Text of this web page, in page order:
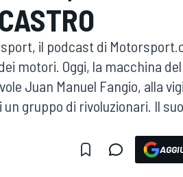
il podcast di
motori. Oggi, la macchina
Juan Manuel Fangio, alla
gruppo di rivoluzionari. Il